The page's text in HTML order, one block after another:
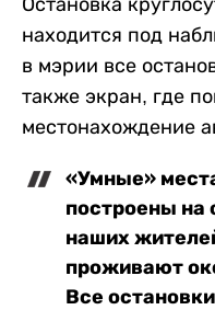
находится под
в мэрии все
также экран, где
местонахождение
«Умные»
построены на
наших
проживают
Все